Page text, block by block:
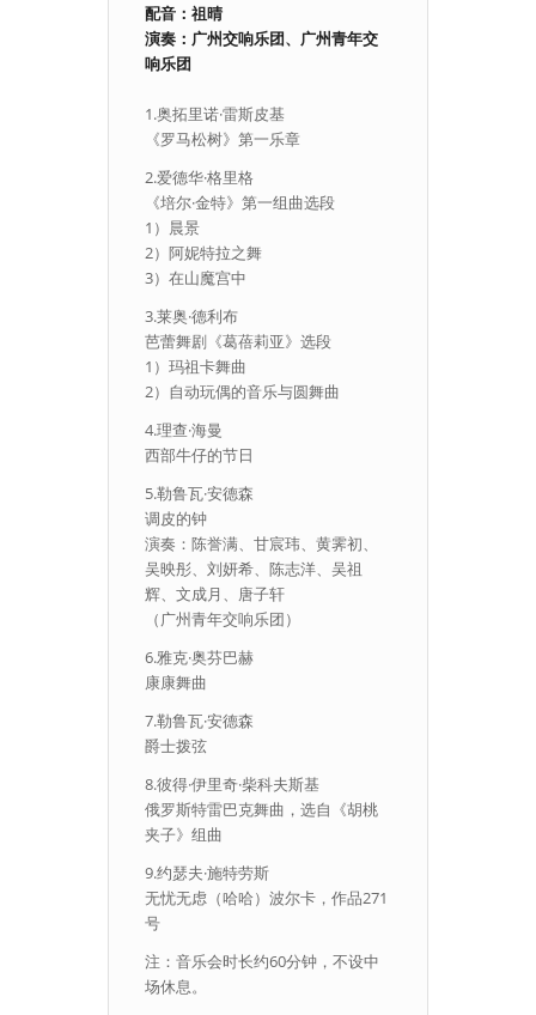
配音：祖晴
演奏：广州交响乐团、广州青年交
响乐团
1.奥拓里诺·雷斯皮基
《罗马松树》第一乐章
2.爱德华·格里格
《培尔·金特》第一组曲选段
1）晨景
2）阿妮特拉之舞
3）在山魔宫中
3.莱奥·德利布
芭蕾舞剧《葛蓓莉亚》选段
1）玛祖卡舞曲
2）自动玩偶的音乐与圆舞曲
4.理查·海曼
西部牛仔的节日
5.勒鲁瓦·安德森
调皮的钟
演奏：陈誉满、甘宸玮、黄霁初、
吴映彤、刘妍希、陈志洋、吴祖
辉、文成月、唐子轩
（广州青年交响乐团）
6.雅克·奥芬巴赫
康康舞曲
7.勒鲁瓦·安德森
爵士拨弦
8.彼得·伊里奇·柴科夫斯基
俄罗斯特雷巴克舞曲，选自《胡桃
夹子》组曲
9.约瑟夫·施特劳斯
无忧无虑（哈哈）波尔卡，作品271
号
注：音乐会时长约60分钟，不设中
场休息。